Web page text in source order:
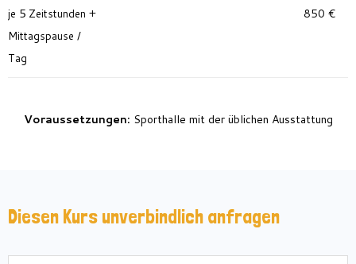
je 5 Zeitstunden +
Mittagspause /
Tag
850 €
Voraussetzungen: Sporthalle mit der üblichen Ausstattung
Diesen Kurs unverbindlich anfragen